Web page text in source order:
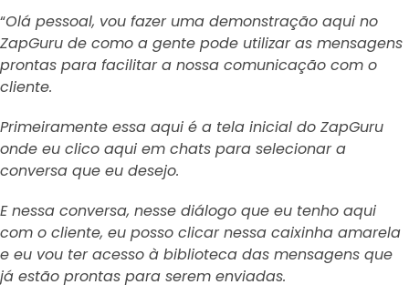
“Olá pessoal, vou fazer uma demonstração aqui no
ZapGuru de como a gente pode utilizar as mensagens
prontas para facilitar a nossa comunicação com o
cliente.
Primeiramente essa aqui é a tela inicial do ZapGuru
onde eu clico aqui em chats para selecionar a
conversa que eu desejo.
E nessa conversa, nesse diálogo que eu tenho aqui
com o cliente, eu posso clicar nessa caixinha amarela
e eu vou ter acesso à biblioteca das mensagens que
já estão prontas para serem enviadas.